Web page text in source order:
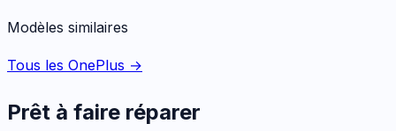
Modèles similaires
Tous les OnePlus →
Prêt à faire réparer